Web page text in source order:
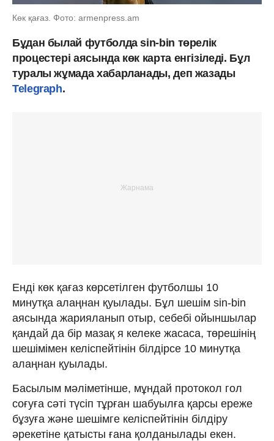
Көк қағаз. Фото: armenpress.am
Бұдан былай футболда sin-bin төрелік
процестері аясында көк карта енгізіледі. Бұл
туралы жұмада хабарланады, деп жазады
Telegraph.
Енді көк қағаз көрсетілген футболшы 10
минутқа алаңнан қуылады. Бұл шешім sin-bin
аясында жарияланып отыр, себебі ойыншылар
қандай да бір мазақ я келеке жасаса, төрешінің
шешімімен келіспейтінін білдірсе 10 минутқа
алаңнан қуылады.
Басылым мәліметінше, мұндай протокол гол
соғуға сәті түсіп тұрған шабуылға қарсы ереже
бұзуға және шешімге келіспейтінін білдіру
әрекетіне қатысты ғана қолданылады екен.